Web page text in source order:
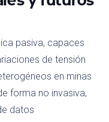
pasiva, capaces
de tensión
en minas
forma no invasiva,
datos